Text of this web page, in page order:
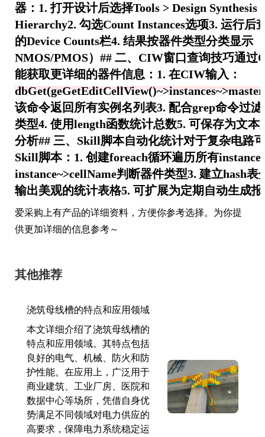
器：1. 打开设计后选择Tools > Design Synthesis
Hierarchy2. 勾选Count Instances选项3. 运行后
的Device Counts栏4. 结果按器件类型分类显示
NMOS/PMOS）## 二、CIW窗口查询技巧通过
能获取更详细的器件信息：1. 在CIW输入：
该命令返回所有实例名列表3. 配合grep命令过
类型4. 使用length函数统计总数5. 可保存为文本
分析## 三、Skill脚本自动化统计对于复杂电路
Skill脚本：1. 创建foreach循环遍历所有
instance~>cellName判断器件类型3. 建立hash表
输出美观的统计表格5. 可扩展为定期自动生成
爱采购上有产品的详细资料，方便你参考选择。为你提
供更加详细的信息参考～
其他推荐
浇筑母线槽的特点和应用领域
本文详细介绍了浇筑母线槽的
特点和应用领域。其特点包括
良好的电气、机械、防火和防
护性能。在应用上，广泛用于
商业建筑、工业厂房、医院和
数据中心等场所，凭借自身优
势满足不同领域对电力供应的
高要求，保障电力系统稳定运